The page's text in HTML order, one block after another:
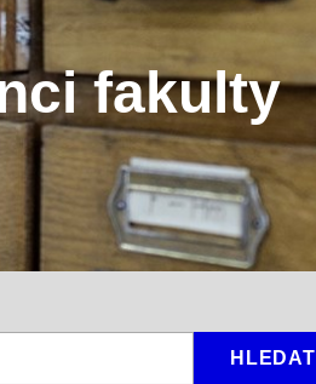
fakulty
HLEDAT